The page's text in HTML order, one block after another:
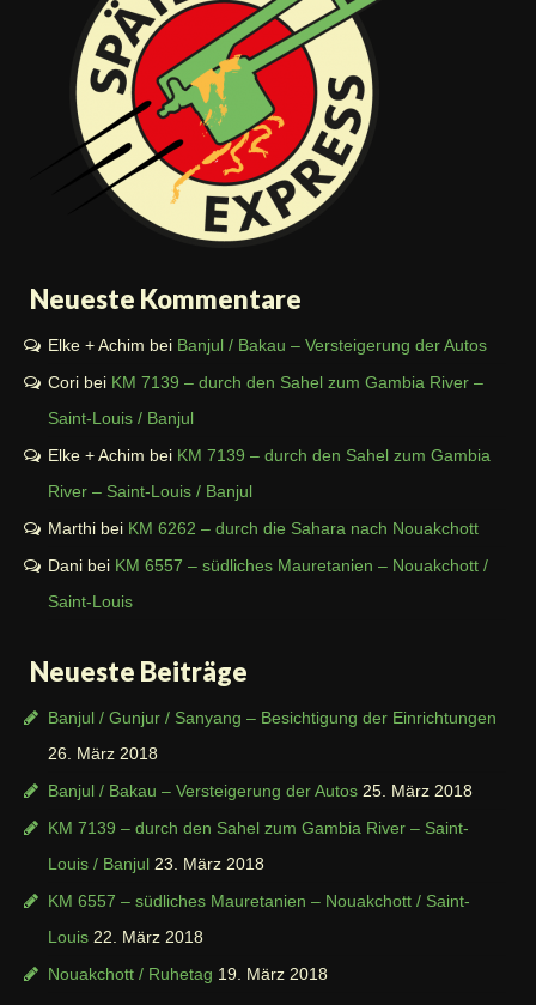
Neueste Kommentare
Elke + Achim bei Banjul / Bakau – Versteigerung der Autos
Cori bei KM 7139 – durch den Sahel zum Gambia River –
Saint-Louis / Banjul
Elke + Achim bei KM 7139 – durch den Sahel zum Gambia
River – Saint-Louis / Banjul
Marthi bei KM 6262 – durch die Sahara nach Nouakchott
Dani bei KM 6557 – südliches Mauretanien – Nouakchott /
Saint-Louis
Neueste Beiträge
Banjul / Gunjur / Sanyang – Besichtigung der Einrichtungen
26. März 2018
Banjul / Bakau – Versteigerung der Autos 25. März 2018
KM 7139 – durch den Sahel zum Gambia River – Saint-
Louis / Banjul 23. März 2018
KM 6557 – südliches Mauretanien – Nouakchott / Saint-
Louis 22. März 2018
Nouakchott / Ruhetag 19. März 2018